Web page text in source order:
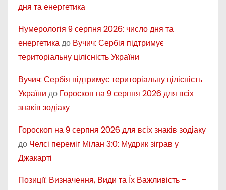
дня та енергетика
Нумерологія 9 серпня 2026: число дня та
енергетикадо Вучич: Сербія підтримує
територіальну цілісність України
Вучич: Сербія підтримує територіальну цілісність
України до Гороскоп на 9 серпня 2026 для всіх
знаків зодіаку
Гороскоп на 9 серпня 2026 для всіх знаків зодіаку
до Челсі переміг Мілан 3:0: Мудрик зіграв у
Джакарті
Позиції: Визначення, Види та Їх Важливість –